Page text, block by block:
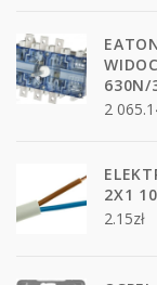
630N/
2
2X1
2.15zł